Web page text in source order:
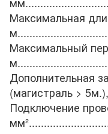
Максимальная
м
Максимальный
м
Дополнительная
(магистраль >
Подключение
мм²